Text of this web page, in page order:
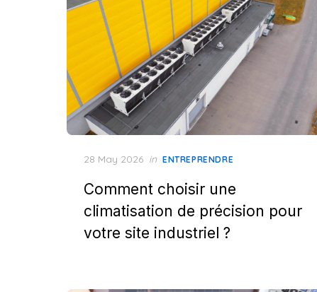
Posted
28 May 2026 in ENTREPRENDRE
Comment choisir une
climatisation de précision pour
votre site industriel ?